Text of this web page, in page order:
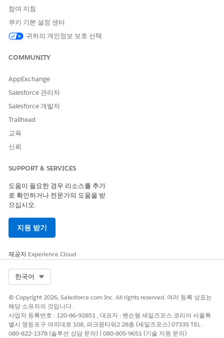
장치 반품 또는 새로 고침 요청 제출
Agentforce 직원 포털을 통해 회사에서 발행한 하드웨어를 반
품하거나 새로 고칠 요청을 제출합니다. 이 프로세스는 장비를
올바르게 라우팅하고 재고 레코드를 업데이트합니다.
하드웨어 자산 반품 처리
으로 이동하여 하드웨어 반품 요청을 처리합니다. 반품을 처리
하면 자산 상태가 자동으로 업데이트되고, 물류 레코드가 생성
합니다.
대상 재고 위치에서 일련번호가 지정된 하드웨어를 수령하여 자
산 복구를 완료합니다. 수신 반품을 처리하면 자산 수명 주기 상
변경 불가능 감사 추적이 기록됩니다.
하드웨어 새로 고침 처리
단일 워크플로에서 새 장치를 처리하고 기존 장치를 복구하여
하드웨어를 새로 고칩니다. 반품을 시작하기 전에 새 장치를 처
리해야 합니다.
예 아니요
참여 지침
쿠키 기본 설정 센터
귀하의 개인정보 보호 선택
COMMUNITY
AppExchange
Salesforce 관리자
Salesforce 개발자
Trailhead
교육
신뢰
SUPPORT & SERVICES
도움이 필요한 경우 리소스를 추가
로 확인하거나 전문가의 도움을 받
으십시오.
지원 받기
제공자 Experience Cloud
한국어
© Copyright 2026, Salesforce.com Inc. All rights reserved. 여러 등록 상표는
해당 소유자의 것입니다.
사업자 등록번호 : 120-86-92851 , 대표자 : 벤슨웡 세일즈포스 코리아 서울특
별시 영등포구 여의대로 108, 파크원타워2 28층 (세일즈포스) 07335 TEL :
080-822-1378 (솔루션 상담 문의) | 080-805-9651 (기술 지원 문의)